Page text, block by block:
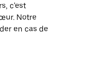
c'est
Notre
en cas de